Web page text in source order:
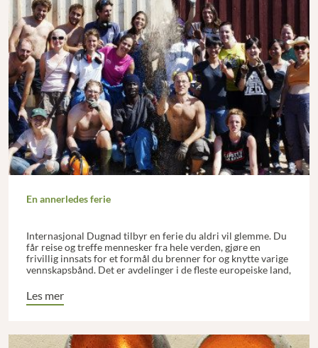
En annerledes ferie
Internasjonal Dugnad tilbyr en ferie du aldri vil glemme. Du
får reise og treffe mennesker fra hele verden, gjøre en
frivillig innsats for et formål du brenner for og knytte varige
vennskapsbånd. Det er avdelinger i de fleste europeiske land,
Les mer